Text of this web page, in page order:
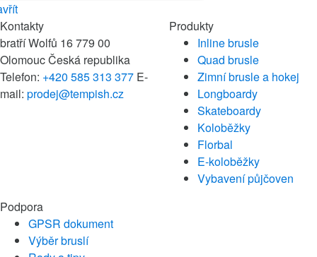
Kontakty
bratří Wolfů 16779 00
OlomoucČeská republika
Telefon: +420 585 313 377 E-
mail: prodej@tempish.cz
Produkty
Inline brusle
Quad brusle
Zimní brusle a hokej
Longboardy
Skateboardy
Koloběžky
Florbal
E-koloběžky
Vybavení půjčoven
Podpora
GPSR dokument
Výběr bruslí